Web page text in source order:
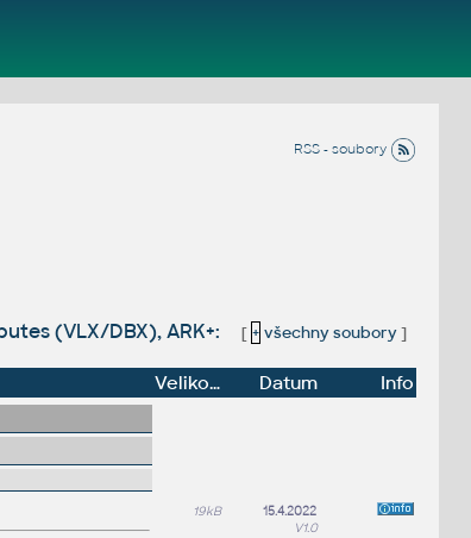
RSS - soubory
(VLX/DBX), ARK+: [ + všechny soubory]
Velikost Datum
Info
19kB
15.4.2022
V1.0